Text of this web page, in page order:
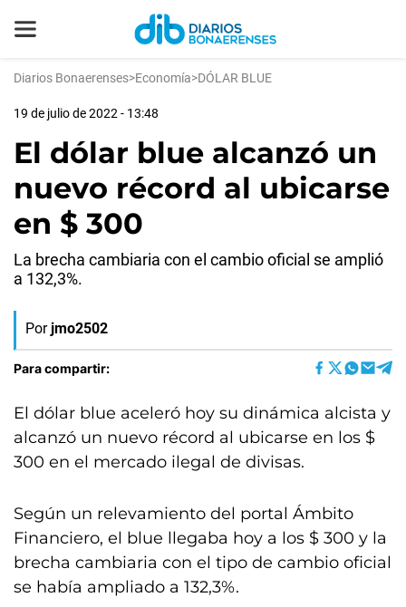
Diarios Bonaerenses>Economía>DÓLAR BLUE
19 de julio de 2022 - 13:48
El dólar blue alcanzó un
nuevo récord al ubicarse
en $ 300
La brecha cambiaria con el cambio oficial se amplió
a 132,3%.
Por jmo2502
Para compartir:
El dólar blue aceleró hoy su dinámica alcista y
alcanzó un nuevo récord al ubicarse en los $
300 en el mercado ilegal de divisas.
Según un relevamiento del portal Ámbito
Financiero, el blue llegaba hoy a los $ 300 y la
brecha cambiaria con el tipo de cambio oficial
se había ampliado a 132,3%.